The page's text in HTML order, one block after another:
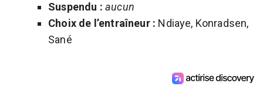
Suspendu : aucun
Choix de l’entraîneur : Ndiaye, Konradsen,
Sané